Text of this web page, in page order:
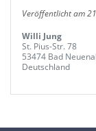
Veröffentlicht am
Willi Jung
St. Pius-Str. 78
53474 Bad
Deutschland